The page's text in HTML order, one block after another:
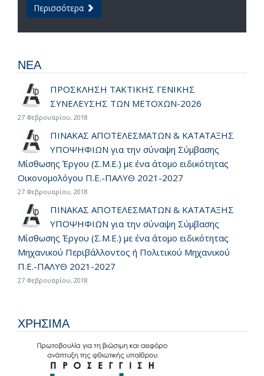
Περισσότερα
ΝΕΑ
ΠΡΟΣΚΛΗΣΗ ΤΑΚΤΙΚΗΣ ΓΕΝΙΚΗΣ
ΣΥΝΕΛΕΥΣΗΣ ΤΩΝ ΜΕΤΟΧΩΝ-2026
27 Φεβρουαρίου, 2018
ΠΙΝΑΚΑΣ ΑΠΟΤΕΛΕΣΜΑΤΩΝ & ΚΑΤΑΤΑΞΗΣ
ΥΠΟΨΗΦΙΩΝ για την σύναψη Σύμβασης
Μίσθωσης Έργου (Σ.Μ.Ε.) με ένα άτομο ειδικότητας
Οικονομολόγου Π.Ε.-ΠΑΛΥΘ 2021-2027
27 Φεβρουαρίου, 2018
ΠΙΝΑΚΑΣ ΑΠΟΤΕΛΕΣΜΑΤΩΝ & ΚΑΤΑΤΑΞΗΣ
ΥΠΟΨΗΦΙΩΝ για την σύναψη Σύμβασης
Μίσθωσης Έργου (Σ.Μ.Ε.) με ένα άτομο ειδικότητας
Μηχανικού Περιβάλλοντος ή Πολιτικού Μηχανικού
Π.Ε.-ΠΑΛΥΘ 2021-2027
27 Φεβρουαρίου, 2018
ΧΡΗΣΙΜΑ